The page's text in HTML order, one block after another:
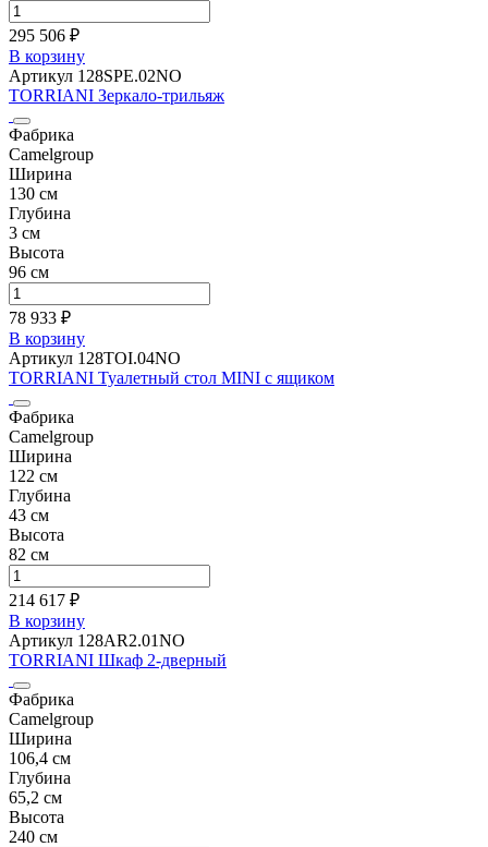
295 506 ₽
В корзину
Артикул 128SPE.02NO
TORRIANI Зеркало-трильяж
Фабрика
Camelgroup
Ширина
130 см
Глубина
3 см
Высота
96 см
78 933 ₽
В корзину
Артикул 128TOI.04NO
TORRIANI Туалетный стол MINI с ящиком
Фабрика
Camelgroup
Ширина
122 см
Глубина
43 см
Высота
82 см
214 617 ₽
В корзину
Артикул 128AR2.01NO
TORRIANI Шкаф 2-дверный
Фабрика
Camelgroup
Ширина
106,4 см
Глубина
65,2 см
Высота
240 см